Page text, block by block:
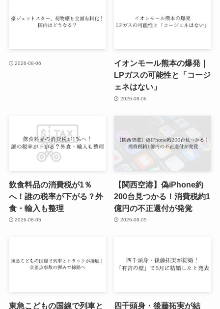
2026-08-06
イオンモール熊本の爆発｜
LPガスの可能性と「コージ
ェネはない」
2026-08-06
飲食料品の消費税が1％
へ！誰の税率が下がる？外
食・輸入も整理
2026-08-05
【関西空港】偽iPhone約
200台見つかる！消費税約1
億円の不正還付が発覚
2026-08-05
東急こどもの国線で列車と 四千頭身・後藤拓実が結